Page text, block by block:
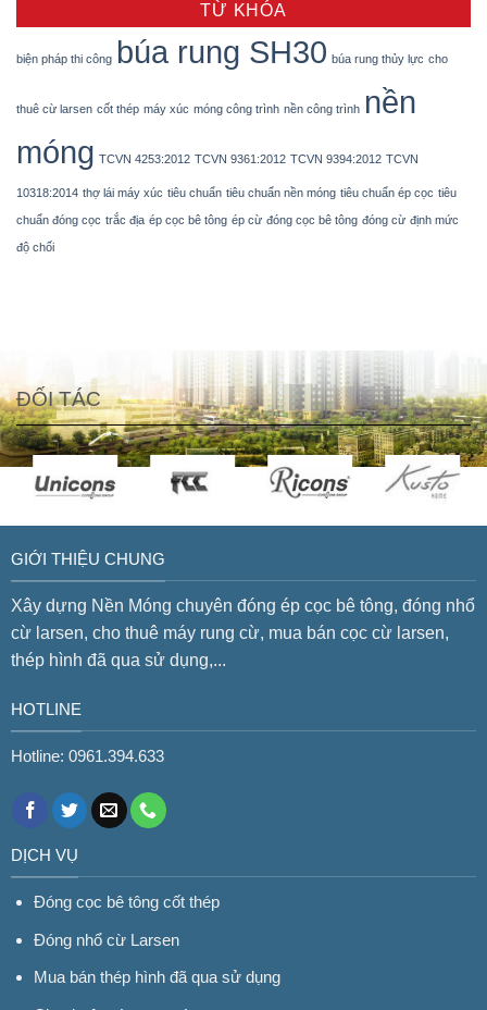
TỪ KHÓA
biện pháp thi công búa rung SH30 búa rung thủy lực cho
thuê cừ larsen cốt thép máy xúc móng công trình nền công trình nền
móng TCVN 4253:2012 TCVN 9361:2012 TCVN 9394:2012 TCVN
10318:2014 thợ lái máy xúc tiêu chuẩn tiêu chuẩn nền móng tiêu chuẩn ép cọc tiêu
chuẩn đóng cọc trắc địa ép cọc bê tông ép cừ đóng cọc bê tông đóng cừ định mức
độ chối
ĐỐI TÁC
GIỚI THIỆU CHUNG
Xây dựng Nền Móng chuyên đóng ép cọc bê tông, đóng nhổ
cừ larsen, cho thuê máy rung cừ, mua bán cọc cừ larsen,
thép hình đã qua sử dụng,...
HOTLINE
Hotline: 0961.394.633
DỊCH VỤ
Đóng cọc bê tông cốt thép
Đóng nhổ cừ Larsen
Mua bán thép hình đã qua sử dụng